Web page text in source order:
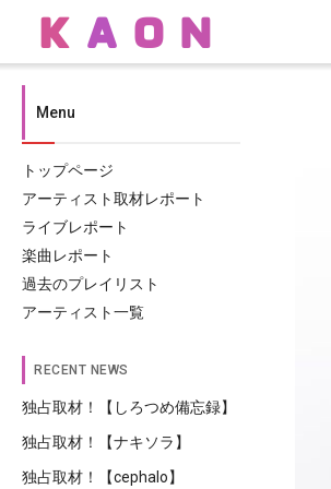
Menu
トップページ
アーティスト取材レポート
ライブレポート
楽曲レポート
過去のプレイリスト
アーティスト一覧
RECENT NEWS
独占取材！【しろつめ備忘録】
独占取材！【ナキソラ】
独占取材！【cephalo】